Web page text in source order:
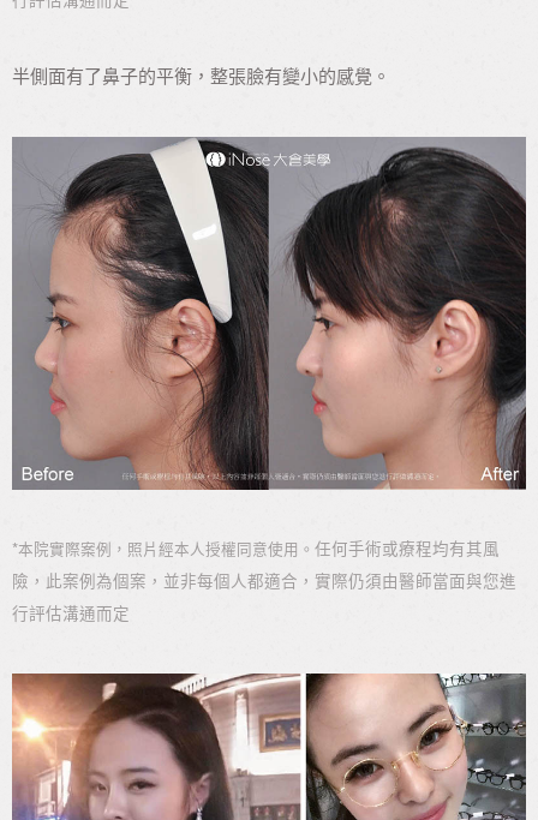
半側面有了鼻子的平衡，整張臉有變小的感覺。
*本院實際案例，照片經本人授權同意使用。 任何手術或療程均有其風
險，此案例為個案，並非每個人都適合，實際仍須由醫師當面與您進
行評估溝通而定